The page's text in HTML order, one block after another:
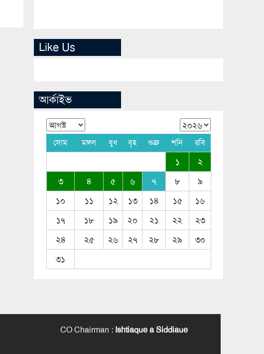
Like Us
আর্কাইভ
সোম মঙ্গল বুধ বৃহ শুক্র শনি রবি
১
২
৩
৪ ৫ ৬ ৭ ৮
৯
১০
১১ ১২ ১৩ ১৪ ১৫
১৬
১৭
১৮ ১৯ ২০ ২১ ২২
২৩
২৪
২৫ ২৬ ২৭ ২৮ ২৯
৩০
৩১
CO Chairman : Ishtiaque a Siddiaue